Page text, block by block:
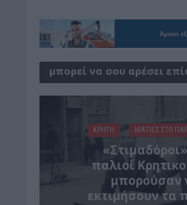
μπορεί να σου αρέσει
ΚΡΗΤΗ ΜΑΤΙΕΣ ΣΤΟ
παλιοί
μπορούσαν
εκτιμήσουν τα